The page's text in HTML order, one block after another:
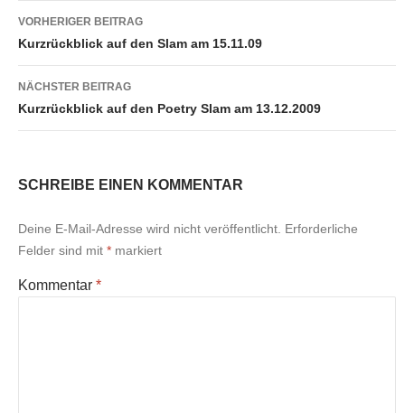
Beitragsnavigation
VORHERIGER BEITRAG
Kurzrückblick auf den Slam am 15.11.09
NÄCHSTER BEITRAG
Kurzrückblick auf den Poetry Slam am 13.12.2009
SCHREIBE EINEN KOMMENTAR
Deine E-Mail-Adresse wird nicht veröffentlicht. Erforderliche
Felder sind mit * markiert
Kommentar *